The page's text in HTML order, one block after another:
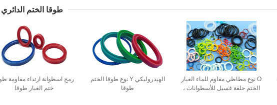
طوقا الختم الدائري
رمح اسطوانة ارتداء مقاومة
ختم الغبار طوقا
الهيدروليكي Y نوع طوقا الختم
طوقا
O نوع مطاطي مقاوم للماء الغبار
الختم حلقة غسيل للأسطوانات ،